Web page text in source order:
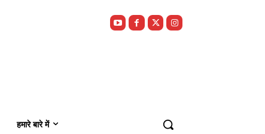
हमारे बारे में